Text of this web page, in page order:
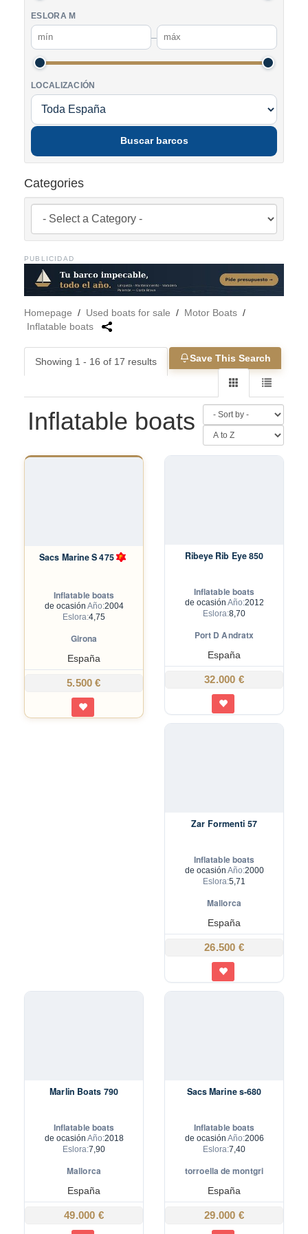
ESLORA M
–
LOCALIZACIÓN
Buscar barcos
Categories
PUBLICIDAD
Homepage / Used boats for sale / Motor Boats /
Inflatable boats
Showing 1 - 16 of 17 results Save This Search
Inflatable boats
Sacs Marine S 475
Inflatable boats
de ocasión Año:2004
Eslora:4,75
Girona
España
5.500 €
Ribeye Rib Eye 850
Inflatable boats
de ocasión Año:2012
Eslora:8,70
Port D Andratx
España
32.000 €
Zar Formenti 57
Inflatable boats
de ocasión Año:2000
Eslora:5,71
Mallorca
España
26.500 €
Marlin Boats 790
Inflatable boats
de ocasión Año:2018
Eslora:7,90
Mallorca
España
49.000 €
Sacs Marine s-680
Inflatable boats
de ocasión Año:2006
Eslora:7,40
torroella de montgri
España
29.000 €